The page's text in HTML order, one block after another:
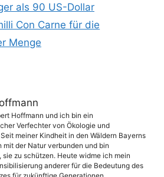
als 90 US-Dollar
Con Carne für die
Menge
Hoffmann und ich bin ein
Verfechter von Ökologie und
meiner Kindheit in den Wäldern Bayerns
mit der Natur verbunden und bin
sie zu schützen. Heute widme ich mein
anderer für die Bedeutung des